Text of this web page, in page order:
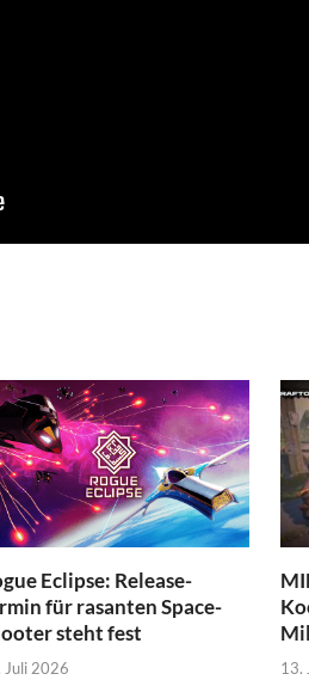
Eclipse: Release-
für rasanten Space-
steht fest
Juli 2026 13.